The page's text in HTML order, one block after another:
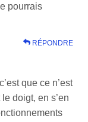
pourrais
RÉPONDRE
que ce n’est
doigt, en s’en